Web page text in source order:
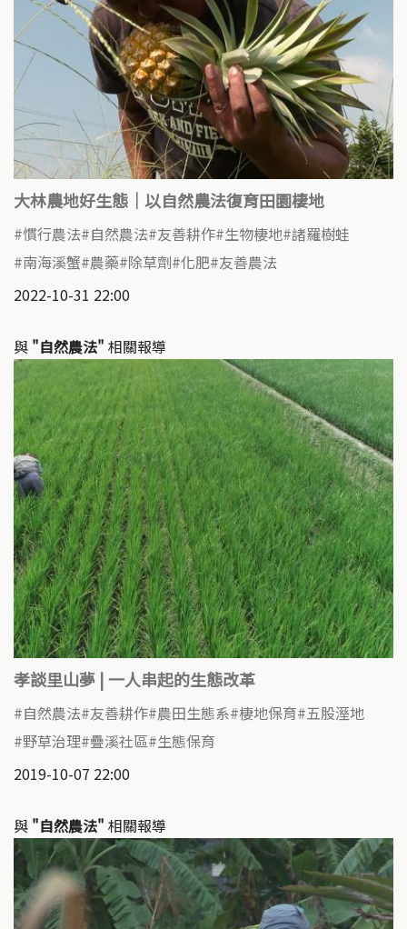
大林農地好生態｜以自然農法復育田園棲地
慣行農法 自然農法 友善耕作 生物棲地 諸羅樹蛙
南海溪蟹 農藥 除草劑 化肥 友善農法
2022-10-31 22:00
與 "自然農法" 相關報導
孝談里山夢 | 一人串起的生態改革
自然農法 友善耕作 農田生態系 棲地保育 五股溼地
野草治理 疊溪社區 生態保育
2019-10-07 22:00
與 "自然農法" 相關報導